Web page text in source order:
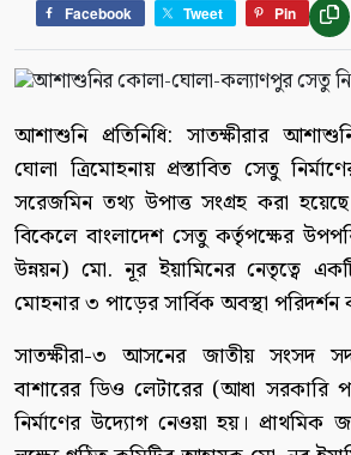
Facebook Tweet Pin
আশাশুনি প্রতিনিধি: সাতক্ষীরার
ঘোলা ত্রিমোহনায় প্রস্তাবিত সেতু
সরেজমিন তথ্য উপাত্ত সংগ্রহ করা
বিকেলে বাংলাদেশ সেতু কর্তৃপক্ষের
উন্নয়ন) মো. নূর ইয়ামিনের নেতৃত্বে
মোহনার ৩ পাড়ের সার্বিক অবস্থা পরিদর্শন
সাতক্ষীরা-৩ আসনের জাতীয় সংসদ
বাশারের ডিও লেটারের (আধা সরকারি
নির্মাণের উদ্যোগ নেওয়া হয়। প্রাথমিক